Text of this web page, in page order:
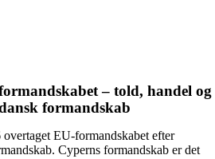
– told, handel og
formandskab
EU-formandskabet efter
Cyperns formandskab er det